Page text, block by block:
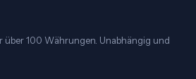
über 100 Währungen. Unabhängig und